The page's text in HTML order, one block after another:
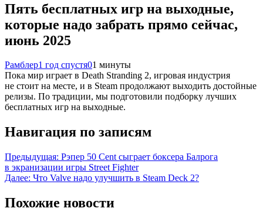
Пять бесплатных игр на выходные,
которые надо забрать прямо сейчас,
июнь 2025
Рамблер1 год спустя01 минуты
Пока мир играет в Death Stranding 2, игровая индустрия
не стоит на месте, и в Steam продолжают выходить достойные
релизы. По традиции, мы подготовили подборку лучших
бесплатных игр на выходные.
Навигация по записям
Предыдущая: Рэпер 50 Cent сыграет боксера Балрога
в экранизации игры Street Fighter
Далее: Что Valve надо улучшить в Steam Deck 2?
Похожие новости